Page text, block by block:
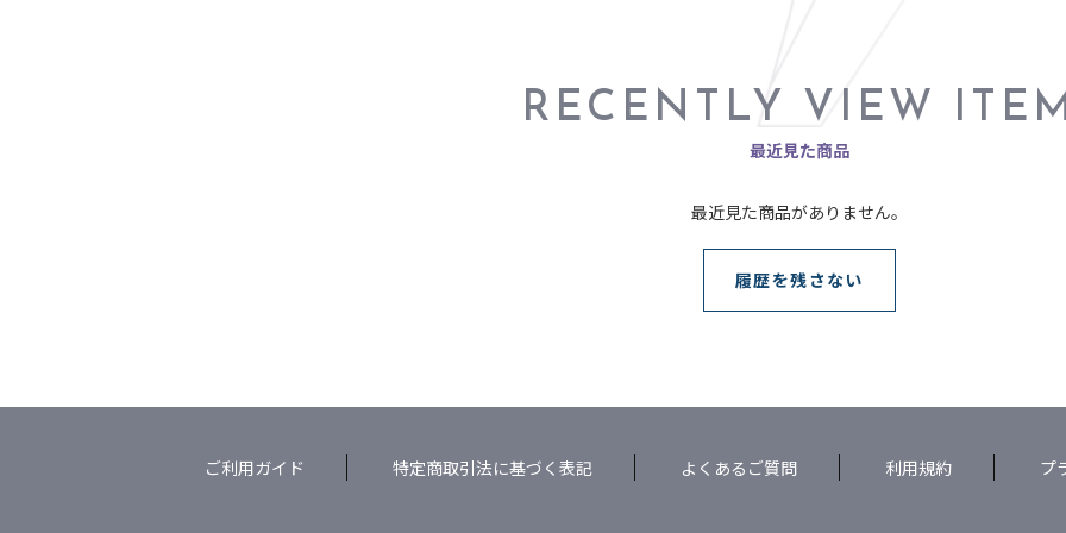
RECENTLY VIEW
最近見た商品
最近見た商品がありません。
履歴を残さない
ご利用ガイド 特定商取引法に基づく表記 よくあるご質問 利用規約 プ